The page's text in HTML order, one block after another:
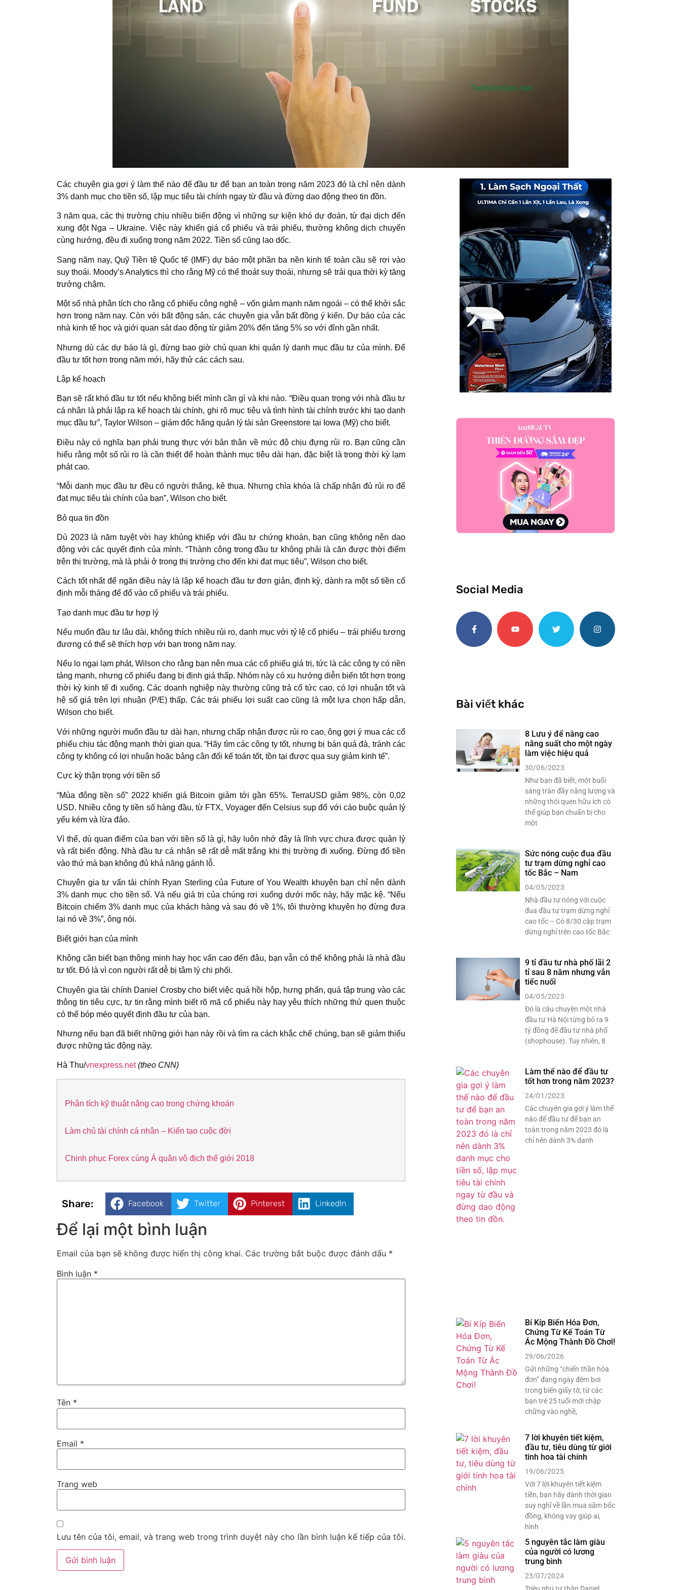
Các chuyên gia gợi ý làm thế nào để đầu tư để bạn an toàn trong năm 2023 đó là chỉ nên dành
3% danh mục cho tiền số, lập mục tiêu tài chính ngay từ đầu và đừng dao động theo tin đồn.
3 năm qua, các thị trường chịu nhiều biến động vì những sự kiện khó dự đoán, từ đại dịch đến
xung đột Nga – Ukraine. Việc này khiến giá cổ phiếu và trái phiếu, thường không dịch chuyển
cùng hướng, đều đi xuống trong năm 2022. Tiền số cũng lao dốc.
Sang năm nay, Quỹ Tiền tệ Quốc tế (IMF) dự báo một phần ba nền kinh tế toàn cầu sẽ rơi vào
suy thoái. Moody’s Analytics thì cho rằng Mỹ có thể thoát suy thoái, nhưng sẽ trải qua thời kỳ tăng
trưởng chậm.
Một số nhà phân tích cho rằng cổ phiếu công nghệ – vốn giảm mạnh năm ngoái – có thể khởi sắc
hơn trong năm nay. Còn với bất động sản, các chuyên gia vẫn bất đồng ý kiến. Dự báo của các
nhà kinh tế học và giới quan sát dao động từ giảm 20% đến tăng 5% so với đỉnh gần nhất.
Nhưng dù các dự báo là gì, đừng bao giờ chủ quan khi quản lý danh mục đầu tư của mình. Để
đầu tư tốt hơn trong năm mới, hãy thử các cách sau.
Lập kế hoạch
Bạn sẽ rất khó đầu tư tốt nếu không biết mình cần gì và khi nào. “Điều quan trọng với nhà đầu tư
cá nhân là phải lập ra kế hoạch tài chính, ghi rõ mục tiêu và tình hình tài chính trước khi tạo danh
mục đầu tư”, Taylor Wilson – giám đốc hãng quản lý tài sản Greenstore tại Iowa (Mỹ) cho biết.
Điều này có nghĩa bạn phải trung thực với bản thân về mức độ chịu đựng rủi ro. Bạn cũng cần
hiểu rằng một số rủi ro là cần thiết để hoàn thành mục tiêu dài hạn, đặc biệt là trong thời kỳ lạm
phát cao.
“Mỗi danh mục đầu tư đều có người thắng, kẻ thua. Nhưng chìa khóa là chấp nhận đủ rủi ro để
đạt mục tiêu tài chính của bạn”, Wilson cho biết.
Bỏ qua tin đồn
Dù 2023 là năm tuyệt vời hay khủng khiếp với đầu tư chứng khoán, bạn cũng không nên dao
động với các quyết định của mình. “Thành công trong đầu tư không phải là căn được thời điểm
trên thị trường, mà là phải ở trong thị trường cho đến khi đạt mục tiêu”, Wilson cho biết.
Cách tốt nhất để ngăn điều này là lập kế hoạch đầu tư đơn giản, định kỳ, dành ra một số tiền cố
định mỗi tháng để đổ vào cổ phiếu và trái phiếu.
Tạo danh mục đầu tư hợp lý
Nếu muốn đầu tư lâu dài, không thích nhiều rủi ro, danh mục với tỷ lệ cổ phiếu – trái phiếu tương
đương có thể sẽ thích hợp với bạn trong năm nay.
Nếu lo ngại lạm phát, Wilson cho rằng bạn nên mua các cổ phiếu giá trị, tức là các công ty có nền
tảng mạnh, nhưng cổ phiếu đang bị định giá thấp. Nhóm này có xu hướng diễn biến tốt hơn trong
thời kỳ kinh tế đi xuống. Các doanh nghiệp này thường cũng trả cổ tức cao, có lợi nhuận tốt và
hệ số giá trên lợi nhuận (P/E) thấp. Các trái phiếu lợi suất cao cũng là một lựa chọn hấp dẫn,
Wilson cho biết.
Với những người muốn đầu tư dài hạn, nhưng chấp nhận được rủi ro cao, ông gợi ý mua các cổ
phiếu chịu tác động mạnh thời gian qua. “Hãy tìm các công ty tốt, nhưng bị bán quá đà, tránh các
công ty không có lợi nhuận hoặc bảng cân đối kế toán tốt, tồn tại được qua suy giảm kinh tế”.
Cực kỳ thận trọng với tiền số
“Mùa đông tiền số” 2022 khiến giá Bitcoin giảm tới gần 65%. TerraUSD giảm 98%, còn 0,02
USD. Nhiều công ty tiền số hàng đầu, từ FTX, Voyager đến Celsius sụp đổ với cáo buộc quản lý
yếu kém và lừa đảo.
Vì thế, dù quan điểm của bạn với tiền số là gì, hãy luôn nhớ đây là lĩnh vực chưa được quản lý
và rất biến động. Nhà đầu tư cá nhân sẽ rất dễ mất trắng khi thị trường đi xuống. Đừng đổ tiền
vào thứ mà bạn không đủ khả năng gánh lỗ.
Chuyên gia tư vấn tài chính Ryan Sterling của Future of You Wealth khuyên bạn chỉ nên dành
3% danh mục cho tiền số. Và nếu giá trị của chúng rơi xuống dưới mốc này, hãy mặc kệ. “Nếu
Bitcoin chiếm 3% danh mục của khách hàng và sau đó về 1%, tôi thường khuyên họ đừng đưa
lại nó về 3%”, ông nói.
Biết giới hạn của mình
Không cần biết bạn thông minh hay học vấn cao đến đâu, bạn vẫn có thể không phải là nhà đầu
tư tốt. Đó là vì con người rất dễ bị tâm lý chi phối.
Chuyên gia tài chính Daniel Crosby cho biết việc quá hồi hộp, hưng phấn, quá tập trung vào các
thông tin tiêu cực, tự tin rằng mình biết rõ mã cổ phiếu này hay yêu thích những thứ quen thuộc
có thể bóp méo quyết định đầu tư của bạn.
Nhưng nếu bạn đã biết những giới hạn này rồi và tìm ra cách khắc chế chúng, bạn sẽ giảm thiểu
được những tác động này.
Hà Thu/vnexpress.net (theo CNN)
Phân tích kỹ thuật nâng cao trong chứng khoán
Làm chủ tài chính cá nhân – Kiến tạo cuộc đời
Chinh phục Forex cùng Á quân vô địch thế giới 2018
Share: Facebook Twitter Pinterest LinkedIn
Để lại một bình luận
Email của bạn sẽ không được hiển thị công khai. Các trường bắt buộc được đánh dấu *
Bình luận *
Tên *
Email *
Trang web
Lưu tên của tôi, email, và trang web trong trình duyệt này cho lần bình luận kế tiếp của tôi.
Social Media
Bài viết khác
8 Lưu ý để nâng cao
năng suất cho một ngày
làm việc hiệu quả
30/06/2023
Như bạn đã biết, một buổi
sáng tràn đầy năng lượng và
những thói quen hữu ích có
thể giúp bạn chuẩn bị cho
một
Sức nóng cuộc đua đầu
tư trạm dừng nghỉ cao
tốc Bắc – Nam
04/05/2023
Nhà đầu tư nóng với cuộc
đua đầu tư trạm dừng nghỉ
cao tốc – Có 8/30 cặp trạm
dừng nghỉ trên cao tốc Bắc
9 tỉ đầu tư nhà phố lãi 2
tỉ sau 8 năm nhưng vẫn
tiếc nuối
04/05/2023
Đó là câu chuyện một nhà
đầu tư Hà Nội từng bỏ ra 9
tỷ đồng để đầu tư nhà phố
(shophouse). Tuy nhiên, 8
Làm thế nào để đầu tư
tốt hơn trong năm 2023?
24/01/2023
Các chuyên gia gợi ý làm thế
nào để đầu tư để bạn an
toàn trong năm 2023 đó là
chỉ nên dành 3% danh
Bí Kíp Biến Hóa Đơn,
Chứng Từ Kế Toán Từ
Ác Mộng Thành Đồ Chơi!
29/06/2026
Gửi những “chiến thần hóa
đơn” đang ngày đêm bơi
trong biển giấy tờ, từ các
bạn trẻ 25 tuổi mới chập
chững vào nghề,
7 lời khuyên tiết kiệm,
đầu tư, tiêu dùng từ giới
tinh hoa tài chính
19/06/2025
Với 7 lời khuyên tiết kiệm
tiền, bạn hãy dành thời gian
suy nghĩ về lần mua sắm bốc
đồng, không vay giúp ai,
hình
5 nguyên tắc làm giàu
của người có lương
trung bình
23/07/2024